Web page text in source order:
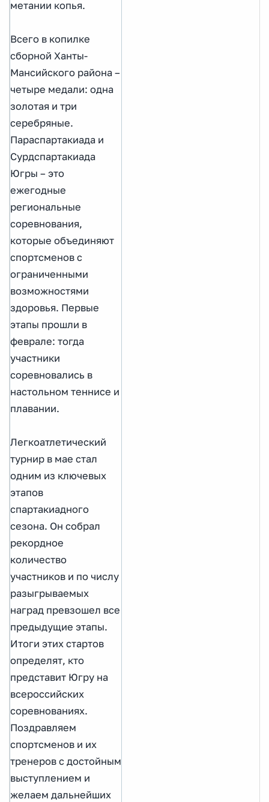
метании копья.
Всего в копилке
сборной Ханты-
Мансийского района –
четыре медали: одна
золотая и три
серебряные.
Параспартакиада и
Сурдспартакиада
Югры – это
ежегодные
региональные
соревнования,
которые объединяют
спортсменов с
ограниченными
возможностями
здоровья. Первые
этапы прошли в
феврале: тогда
участники
соревновались в
настольном теннисе и
плавании.
Легкоатлетический
турнир в мае стал
одним из ключевых
этапов
спартакиадного
сезона. Он собрал
рекордное
количество
участников и по числу
разыгрываемых
наград превзошел все
предыдущие этапы.
Итоги этих стартов
определят, кто
представит Югру на
всероссийских
соревнованиях.
Поздравляем
спортсменов и их
тренеров с достойным
выступлением и
желаем дальнейших